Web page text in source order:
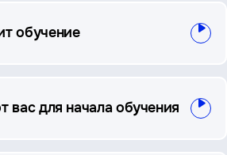
обучение
вас для начала обучения